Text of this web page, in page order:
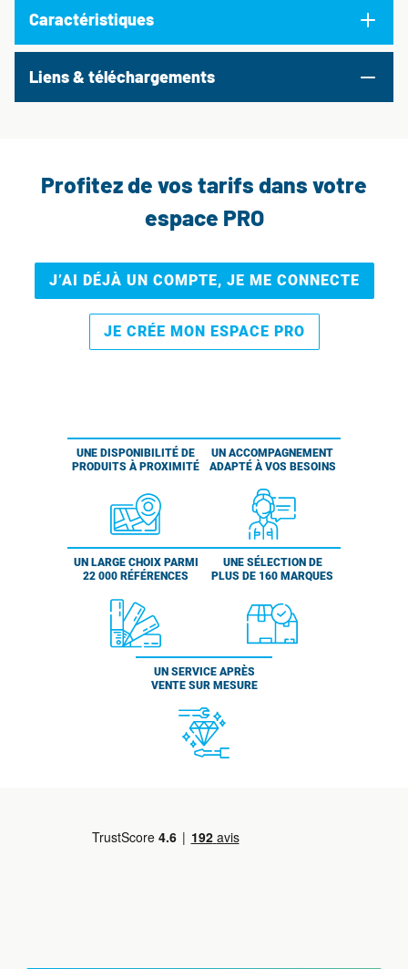
Caractéristiques
Liens & téléchargements
Profitez de vos tarifs dans votre
espace PRO
J’AI DÉJÀ UN COMPTE, JE ME CONNECTE
JE CRÉE MON ESPACE PRO
UNE DISPONIBILITÉ DE
PRODUITS À PROXIMITÉ
UN ACCOMPAGNEMENT
ADAPTÉ À VOS BESOINS
UN LARGE CHOIX PARMI
22 000 RÉFÉRENCES
UNE SÉLECTION DE
PLUS DE 160 MARQUES
UN SERVICE APRÈS
VENTE SUR MESURE